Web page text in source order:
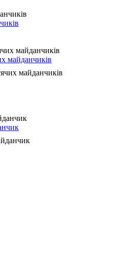
майданчиків
майданчиків